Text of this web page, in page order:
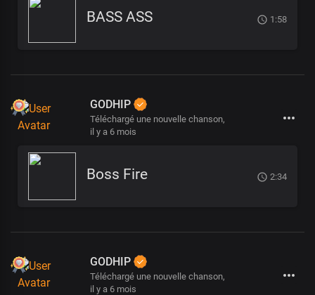
BASS ASS 1:58
GODHIP
Téléchargé une nouvelle chanson,
il y a 6 mois
Boss Fire 2:34
GODHIP
Téléchargé une nouvelle chanson,
il y a 6 mois